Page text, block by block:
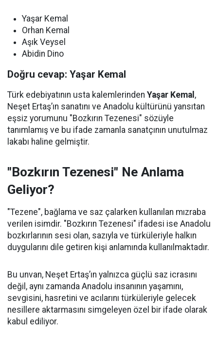
Yaşar Kemal
Orhan Kemal
Aşık Veysel
Abidin Dino
Doğru cevap: Yaşar Kemal
Türk edebiyatının usta kalemlerinden Yaşar Kemal ,
Neşet Ertaş’ın sanatını ve Anadolu kültürünü yansıtan
eşsiz yorumunu "Bozkırın Tezenesi" sözüyle
tanımlamış ve bu ifade zamanla sanatçının unutulmaz
lakabı haline gelmiştir.
"Bozkırın Tezenesi" Ne Anlama
Geliyor?
"Tezene", bağlama ve saz çalarken kullanılan mızraba
verilen isimdir. "Bozkırın Tezenesi" ifadesi ise Anadolu
bozkırlarının sesi olan, sazıyla ve türküleriyle halkın
duygularını dile getiren kişi anlamında kullanılmaktadır.
Bu unvan, Neşet Ertaş’ın yalnızca güçlü saz icrasını
değil, aynı zamanda Anadolu insanının yaşamını,
sevgisini, hasretini ve acılarını türküleriyle gelecek
nesillere aktarmasını simgeleyen özel bir ifade olarak
kabul ediliyor.